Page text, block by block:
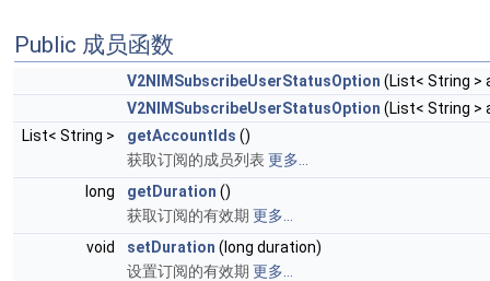
Public 成员函数
V2NIMSubscribeUserStatusOption (List< String >
V2NIMSubscribeUserStatusOption (List< String >
List< String >
getAccountIds ()
获取订阅的成员列表 更多...
long
getDuration ()
获取订阅的有效期 更多...
void
setDuration (long duration)
设置订阅的有效期 更多...